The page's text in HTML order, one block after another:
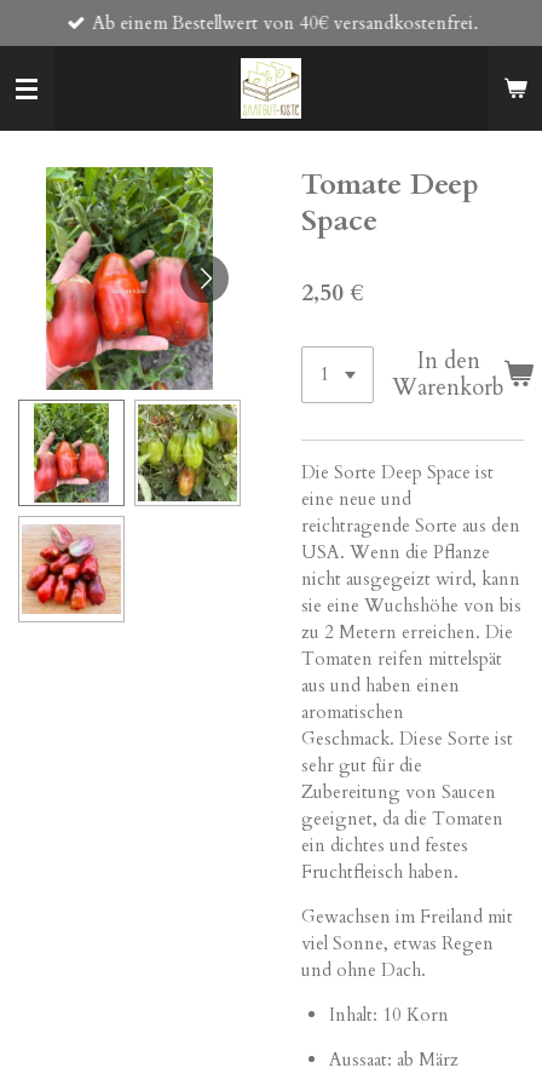
Hauptinhalt
springen
Ab einem Bestellwert von 40€ versandkostenfrei.
Tomate Deep
Space
2,50 €
In den
Warenkorb
Die Sorte Deep Space ist
eine neue und
reichtragende Sorte aus den
USA. Wenn die Pflanze
nicht ausgegeizt wird, kann
sie eine Wuchshöhe von bis
zu 2 Metern erreichen. Die
Tomaten reifen mittelspät
aus und haben einen
aromatischen
Geschmack. Diese Sorte ist
sehr gut für die
Zubereitung von Saucen
geeignet, da die Tomaten
ein dichtes und festes
Fruchtfleisch haben.
Gewachsen im Freiland mit
viel Sonne, etwas Regen
und ohne Dach.
Inhalt: 10 Korn
Aussaat: ab März